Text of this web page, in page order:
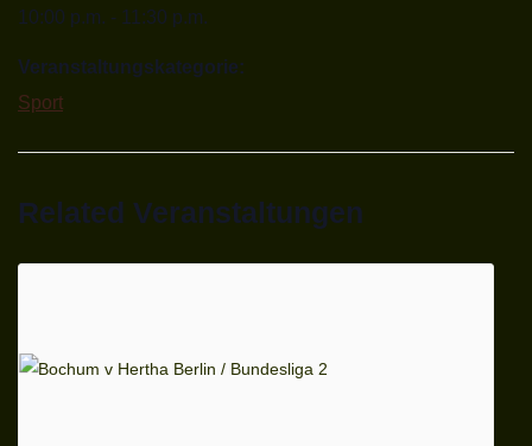
10:00 p.m. - 11:30 p.m.
Veranstaltungskategorie:
Sport
Related Veranstaltungen